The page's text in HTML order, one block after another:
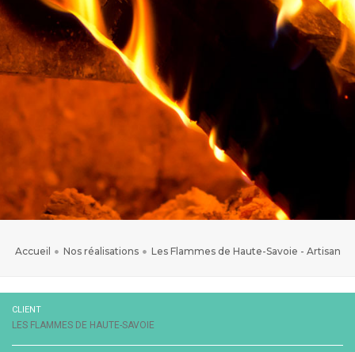
Accueil Nos réalisations Les Flammes de Haute-Savoie - Artisan
CLIENT
LES FLAMMES DE HAUTE-SAVOIE